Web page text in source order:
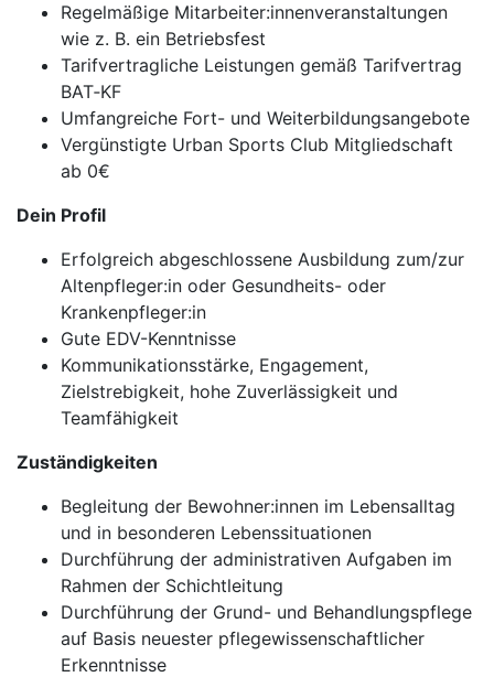
Regelmäßige Mitarbeiter:innenveranstaltungen
wie z. B. ein Betriebsfest
Tarifvertragliche Leistungen gemäß Tarifvertrag
BAT‐KF
Umfangreiche Fort- und Weiterbildungsangebote
Vergünstigte Urban Sports Club Mitgliedschaft
ab 0€
Dein Profil
Erfolgreich abgeschlossene Ausbildung zum/zur
Altenpfleger:in oder Gesundheits- oder
Krankenpfleger:in
Gute EDV-Kenntnisse
Kommunikationsstärke, Engagement,
Zielstrebigkeit, hohe Zuverlässigkeit und
Teamfähigkeit
Zuständigkeiten
Begleitung der Bewohner:innen im Lebensalltag
und in besonderen Lebenssituationen
Durchführung der administrativen Aufgaben im
Rahmen der Schichtleitung
Durchführung der Grund- und Behandlungspflege
auf Basis neuester pflegewissenschaftlicher
Erkenntnisse